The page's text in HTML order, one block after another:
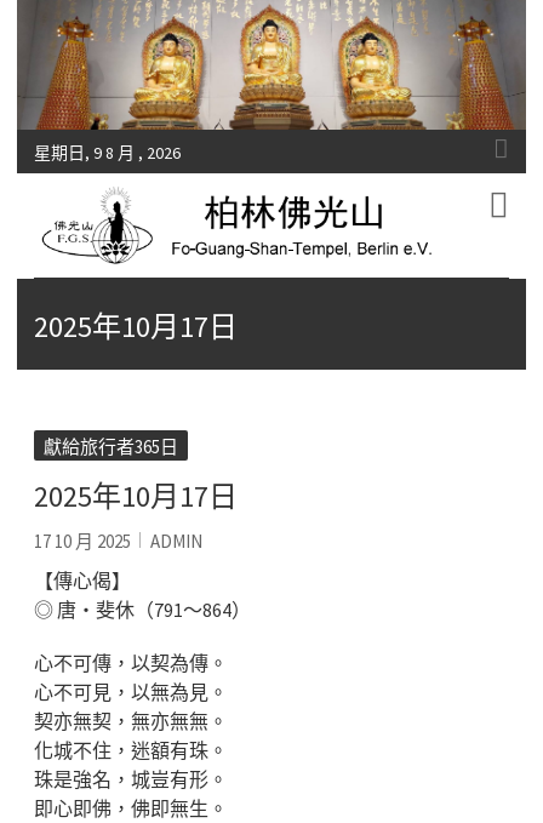
星期日, 9 8 月 , 2026
Fo-Guang-Shan-Tempel, Berlin e.V.
2025年10月17日
獻給旅行者365日
2025年10月17日
17 10 月 2025 ADMIN
【傳心偈】
◎ 唐‧斐休（791～864）
心不可傳，以契為傳。
心不可見，以無為見。
契亦無契，無亦無無。
化城不住，迷額有珠。
珠是強名，城豈有形。
即心即佛，佛即無生。